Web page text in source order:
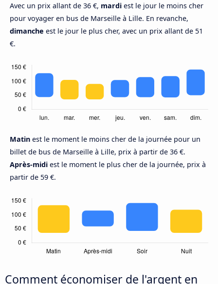
Avec un prix allant de 36 €, mardi est le jour le moins cher
pour voyager en bus de Marseille à Lille. En revanche,
dimanche est le jour le plus cher, avec un prix allant de 51
€.
Matin est le moment le moins cher de la journée pour un
billet de bus de Marseille à Lille, prix à partir de 36 €.
Après-midi est le moment le plus cher de la journée, prix à
partir de 59 €.
Comment économiser de l'argent en